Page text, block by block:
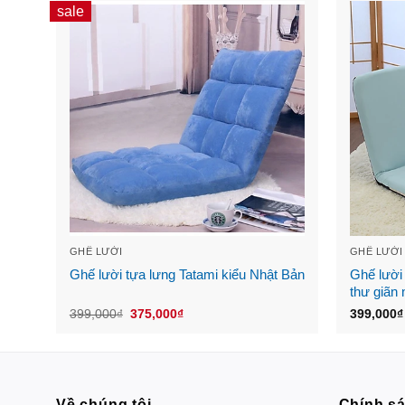
sale
GHẾ LƯỜI
Ghế lười tựa lưng Tatami kiểu Nhật Bản
399,000₫ Original
375,000₫Current
GHẾ LƯỜI
Ghế lười
thư giãn
399,000₫